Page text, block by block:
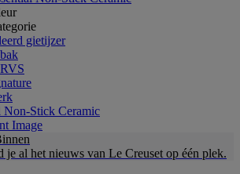
gietijzer
Non-Stick Ceramic
je al het nieuws van Le Creuset op één plek.